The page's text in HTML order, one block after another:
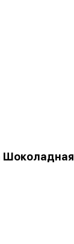
Шоколадная